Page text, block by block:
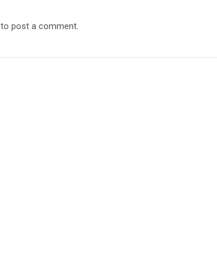
to post a comment.